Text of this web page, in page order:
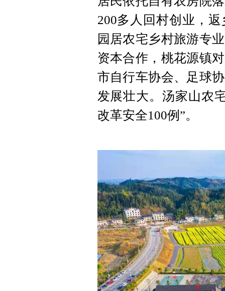
200多人回村创业，
园居农宅乡村旅游专
资本合作，桃花源镇
市自行车协会、足球
发展壮大。汤家山农
改革安全100例”。